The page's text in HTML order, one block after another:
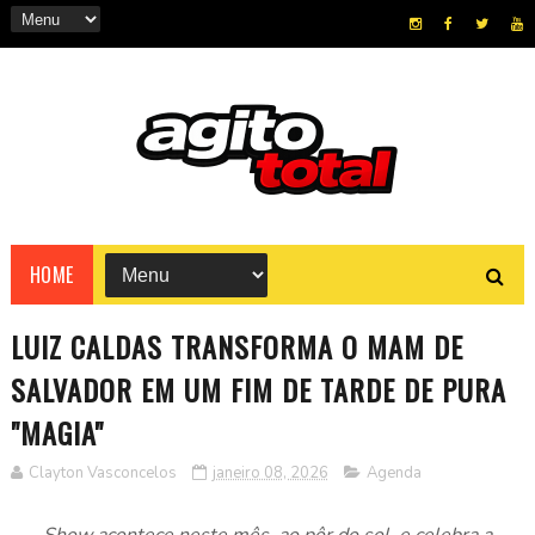
HOME
LUIZ CALDAS TRANSFORMA O MAM DE
SALVADOR EM UM FIM DE TARDE DE PURA
"MAGIA"
Clayton Vasconcelos janeiro 08, 2026 Agenda